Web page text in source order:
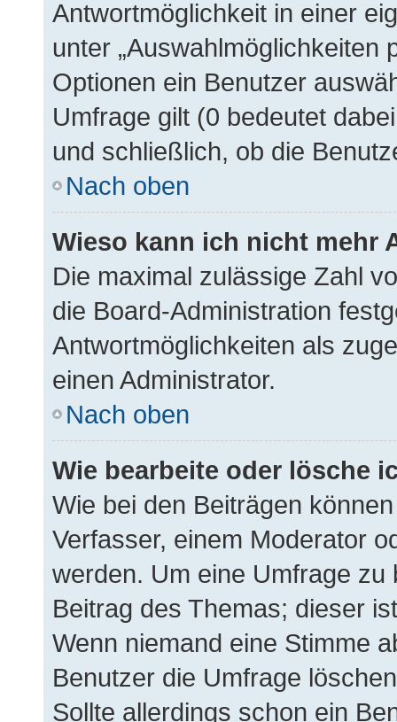
Antwortmöglichkeit in einer
unter „Auswahlmöglichkeiten
Optionen ein Benutzer
Umfrage gilt (0 bedeutet
und schließlich, ob die
Nach oben
Wieso kann ich nicht mehr
Die maximal zulässige Zahl
die Board-Administration
Antwortmöglichkeiten als
einen Administrator.
Nach oben
Wie bearbeite oder lösche
Wie bei den Beiträgen
Verfasser, einem Moderator
werden. Um eine Umfrage
Beitrag des Themas; dieser
Wenn niemand eine Stimme
Benutzer die Umfrage
Sollte allerdings schon ein